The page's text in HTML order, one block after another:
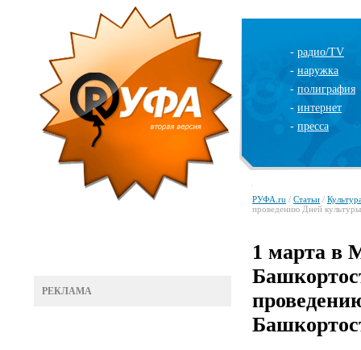
- радио/TV
- наружка
- полиграфия
- интернет
- пресса
РЕКЛАМА
РУФА.ru / Статьи /
проведению Дней
1 марта в